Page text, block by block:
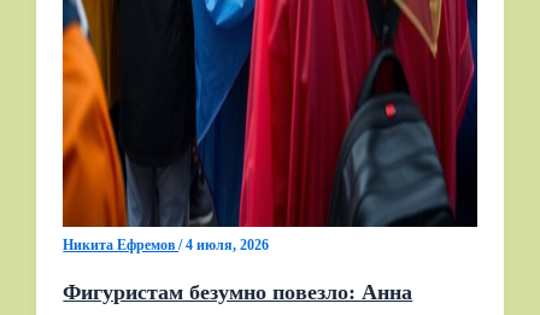
Никита Ефремов/4 июля, 2026
Фигуристам безумно повезло: Анна